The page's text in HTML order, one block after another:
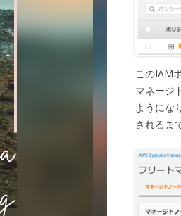
このIAM
マネージ
ようにな
されるま